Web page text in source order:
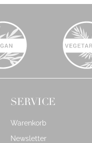
SERVICE
Warenkorb
Newsletter